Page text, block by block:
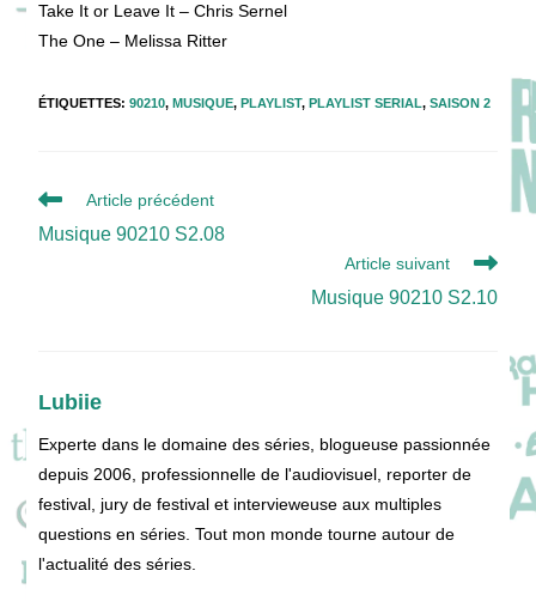
Take It or Leave It – Chris Sernel
The One – Melissa Ritter
ÉTIQUETTES:90210, MUSIQUE, PLAYLIST, PLAYLIST SERIAL, SAISON 2
Read
articles
Article précédent
Musique 90210 S2.08
Article suivant
Musique 90210 S2.10
Lubiie
Experte dans le domaine des séries, blogueuse passionnée
depuis 2006, professionnelle de l'audiovisuel, reporter de
festival, jury de festival et intervieweuse aux multiples
questions en séries. Tout mon monde tourne autour de
l'actualité des séries.